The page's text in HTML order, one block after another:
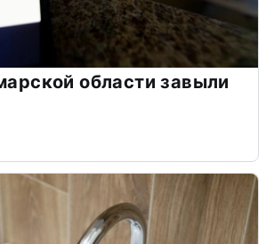
области завыли